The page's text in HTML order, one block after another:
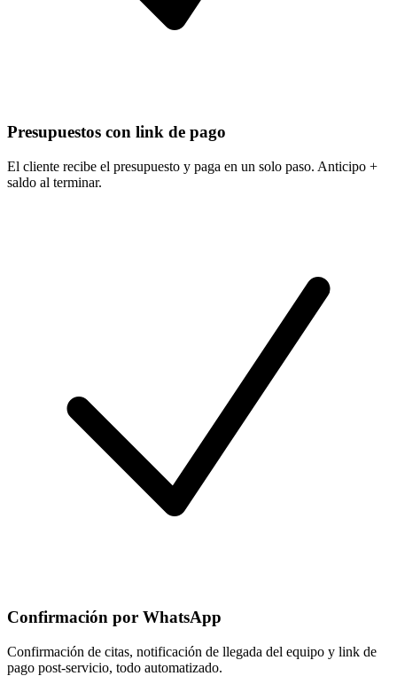
Presupuestos con link de pago
El cliente recibe el presupuesto y paga en un solo paso. Anticipo +
saldo al terminar.
Confirmación por WhatsApp
Confirmación de citas, notificación de llegada del equipo y link de
pago post-servicio, todo automatizado.